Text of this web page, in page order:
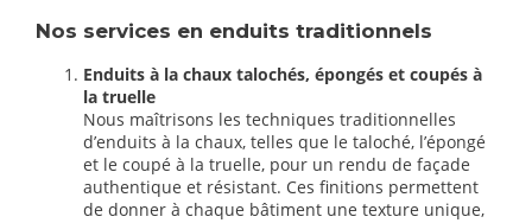
Nos services en enduits traditionnels
Enduits à la chaux talochés, épongés et coupés à
la truelle
Nous maîtrisons les techniques traditionnelles
d’enduits à la chaux, telles que le taloché, l’épongé
et le coupé à la truelle, pour un rendu de façade
authentique et résistant. Ces finitions permettent
de donner à chaque bâtiment une texture unique,